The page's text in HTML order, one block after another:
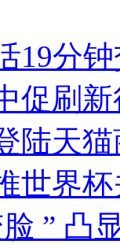
19分
促刷
陆天
世界
” 凸